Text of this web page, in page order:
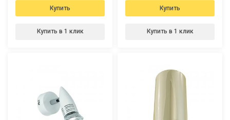
Купить
Купить в 1 клик
Купить
Купить в 1 клик